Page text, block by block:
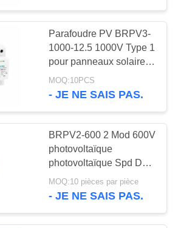
de
de
subite de
121
dispositif de
de 2
subites
165
continu
Parafoudre PV BRPV3-
1000-12.5 1000V Type 1
pour panneaux solaires,
protection contre les
surtensions sur rail DIN,
MOQ:10PCS
- JE NE SAIS PAS.
BRPV2-600 2 Mod 600V
photovoltaïque
photovoltaïque Spd DC
Dispositif de protection
contre les surtensions
MOQ:10 pièces par pièce
- JE NE SAIS PAS.